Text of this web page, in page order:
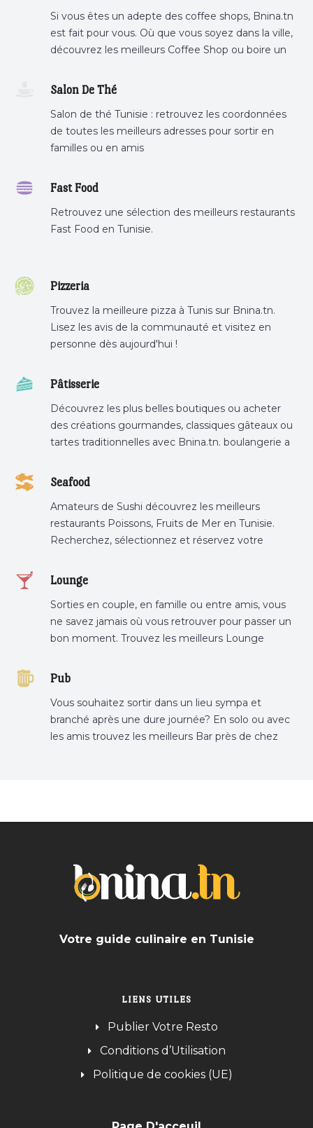
Si vous êtes un adepte des coffee shops, Bnina.tn
est fait pour vous. Où que vous soyez dans la ville,
découvrez les meilleurs Coffee Shop ou boire un
Salon De Thé
Salon de thé Tunisie : retrouvez les coordonnées
de toutes les meilleurs adresses pour sortir en
familles ou en amis
Fast Food
Retrouvez une sélection des meilleurs restaurants
Fast Food en Tunisie.
Pizzeria
Trouvez la meilleure pizza à Tunis sur Bnina.tn.
Lisez les avis de la communauté et visitez en
personne dès aujourd'hui !
Pâtisserie
Découvrez les plus belles boutiques ou acheter
des créations gourmandes, classiques gâteaux ou
tartes traditionnelles avec Bnina.tn. boulangerie a
tunis, pâtisserie sousse .
Seafood
Amateurs de Sushi découvrez les meilleurs
restaurants Poissons, Fruits de Mer en Tunisie.
Recherchez, sélectionnez et réservez votre
Lounge
Sorties en couple, en famille ou entre amis, vous
ne savez jamais où vous retrouver pour passer un
bon moment. Trouvez les meilleurs Lounge
Pub
Vous souhaitez sortir dans un lieu sympa et
branché après une dure journée? En solo ou avec
les amis trouvez les meilleurs Bar près de chez
Votre guide culinaire en Tunisie
LIENS UTILES
Publier Votre Resto
Conditions d’Utilisation
Politique de cookies (UE)